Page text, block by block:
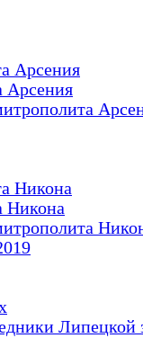
Арсения
Арсения
Никона
Никона
Липецкой